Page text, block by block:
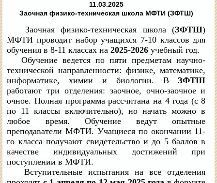
11.03.2025
Заочная физико-техническая школа МФТИ (ЗФТШ)
Заочная физико-техническая школа (ЗФТШ)
МФТИ проводит набор учащихся 7-10 классов для
обучения в 8-11 классах на2025-2026 учебный год.
Обучение ведется по пяти предметам научно-
технической направленности: физике, математике,
информатике, химии и биологии. ВЗФТШ
работают три отделения: заочное, очно-заочное и
очное. Полная программа рассчитана на 4 года (с 8
по 11 классы включительно), но начать можно в
любое время. Обучение ведут опытные
преподаватели МФТИ. Учащиеся по окончании 11-
го класса получают свидетельство и до 5 баллов в
качестве индивидуальных достижений при
поступлении в МФТИ.
Вступительные испытания на все отделения